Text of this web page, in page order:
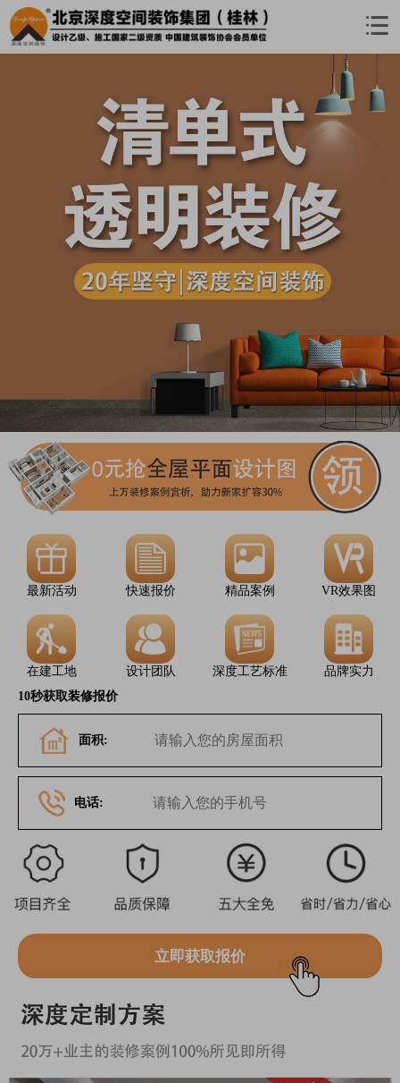
最新活动 快速报价 精品案例 VR效果图
在建工地 设计团队 深度工艺标准
品牌实力
10秒获取装修报价
面积:
电话:
立即获取报价